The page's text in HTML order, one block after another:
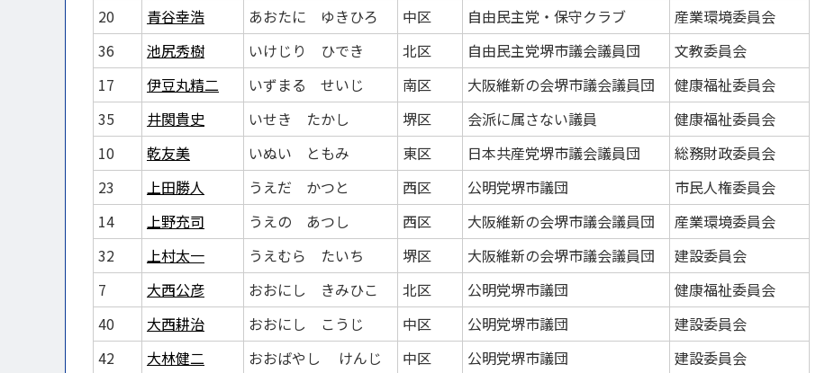
20 青谷幸浩 あおたに ゆきひろ 中区 自由民主党・保守クラブ
産業環境委員会
36
池尻秀樹 いけじり ひでき 北区 自由民主党堺市議会議員団
文教委員会
17
伊豆丸精二 いずまる せいじ 南区 大阪維新の会堺市議会議員団
健康福祉委員会
35
井関貴史 いせき たかし 堺区 会派に属さない議員
健康福祉委員会
10
乾友美 いぬい ともみ 東区 日本共産党堺市議会議員団
総務財政委員会
23
上田勝人 うえだ かつと 西区 公明党堺市議団
市民人権委員会
14
上野充司 うえの あつし 西区 大阪維新の会堺市議会議員団
産業環境委員会
32
上村太一 うえむら たいち 堺区 大阪維新の会堺市議会議員団
建設委員会
7
大西公彦 おおにし きみひこ 北区 公明党堺市議団
健康福祉委員会
40
大西耕治 おおにし こうじ 中区 公明党堺市議団
建設委員会
42
大林健二 おおばやし けんじ 中区 公明党堺市議団
建設委員会